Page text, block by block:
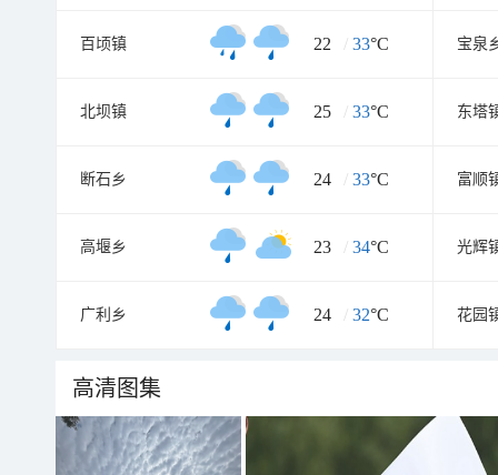
百顷镇 22 / 33°C 宝泉
北坝镇 25 / 33°C 东塔
断石乡 24 / 33°C 富顺
高堰乡 23 / 34°C 光辉
广利乡 24 / 32°C 花园
高清图集